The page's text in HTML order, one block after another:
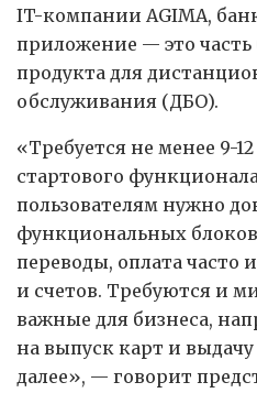
IT-компании AGIMA,
приложение — это
продукта для
обслуживания (ДБО).
«Требуется не менее 9-
стартового
пользователям нужно
функциональных
переводы, оплата часто
и счетов. Требуются и
важные для бизнеса,
на выпуск карт и
далее», — говорит